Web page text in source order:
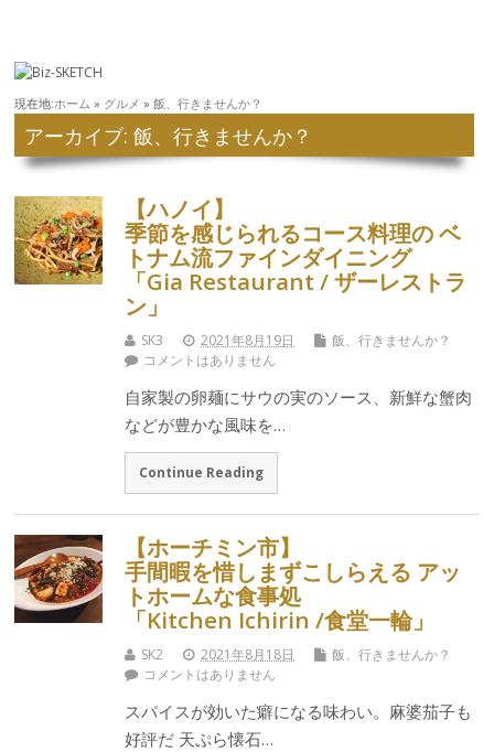
現在地:ホーム » グルメ »飯、行きませんか？
アーカイブ: 飯、行きませんか？
【ハノイ】
季節を感じられるコース料理の ベ
トナム流ファインダイニング
「Gia Restaurant / ザーレストラ
ン」
SK3 2021年8月19日
飯、行きませんか？
コメントはありません
自家製の卵麺にサウの実のソース、新鮮な蟹肉
などが豊かな風味を…
Continue Reading
【ホーチミン市】
手間暇を惜しまずこしらえる アッ
トホームな食事処
「Kitchen Ichirin /食堂一輪」
SK2 2021年8月18日
飯、行きませんか？
コメントはありません
スパイスが効いた癖になる味わい。麻婆茄子も
好評だ 天ぷら懐石…